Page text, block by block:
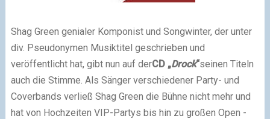
Shag Green genialer Komponist und Songwinter, der unter
div. Pseudonymen Musiktitel geschrieben und
veröffentlicht hat, gibt nun auf derCD „Drock“seinen Titeln
auch die Stimme. Als Sänger verschiedener Party- und
Coverbands verließ Shag Green die Bühne nicht mehr und
hat von Hochzeiten VIP-Partys bis hin zu großen Open -